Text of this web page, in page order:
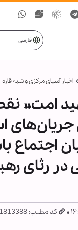
فارسی
اخبار آسیای مرکزی و شبه قاره
امت»
اجتماع
رثای
کد مطلب: 1813388